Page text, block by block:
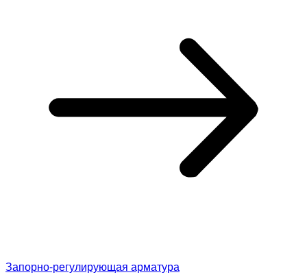
Запорно-регулирующая арматура